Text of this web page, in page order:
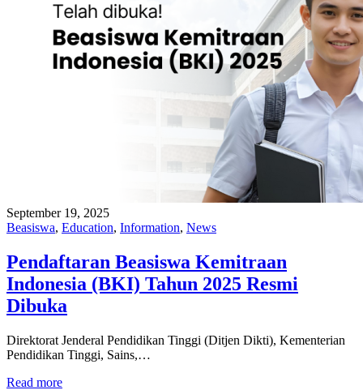
September 19, 2025
Beasiswa, Education, Information, News
Pendaftaran Beasiswa Kemitraan
Indonesia (BKI) Tahun 2025 Resmi
Dibuka
Direktorat Jenderal Pendidikan Tinggi (Ditjen Dikti), Kementerian
Pendidikan Tinggi, Sains,…
Read more